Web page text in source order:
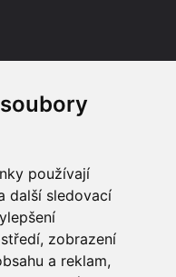
používají
další sledovací
zobrazení
a reklam,